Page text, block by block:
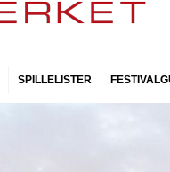
SPILLELISTER